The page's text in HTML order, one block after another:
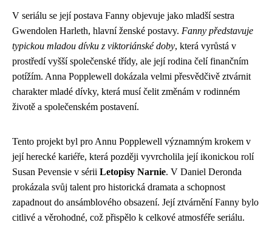
V seriálu se její postava Fanny objevuje jako mladší sestra
Gwendolen Harleth, hlavní ženské postavy. Fanny představuje
typickou mladou dívku z viktoriánské doby, která vyrůstá v
prostředí vyšší společenské třídy, ale její rodina čelí finančním
potížím. Anna Popplewell dokázala velmi přesvědčivě ztvárnit
charakter mladé dívky, která musí čelit změnám v rodinném
životě a společenském postavení.
Tento projekt byl pro Annu Popplewell významným krokem v
její herecké kariéře, která později vyvrcholila její ikonickou rolí
Susan Pevensie v sérii Letopisy Narnie. V Daniel Deronda
prokázala svůj talent pro historická dramata a schopnost
zapadnout do ansámblového obsazení. Její ztvárnění Fanny bylo
citlivé a věrohodné, což přispělo k celkové atmosféře seriálu.